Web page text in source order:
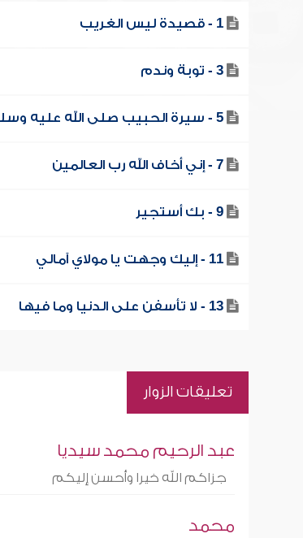
1 - قصيدة ليس الغريب
3 - توبة وندم
5 - سيرة الحبيب صلى الله عليه وسلم
7 - إني أخاف الله رب العالمين
9 - بك أستجير
11 - إليك وجهت يا مولاي آمالي
13 - لا تأسفن على الدنيا وما فيها
تعليقات الزوار
عبد الرحيم محمد سيديا
جزاكم الله خيرا وأحسن إليكم
محمد